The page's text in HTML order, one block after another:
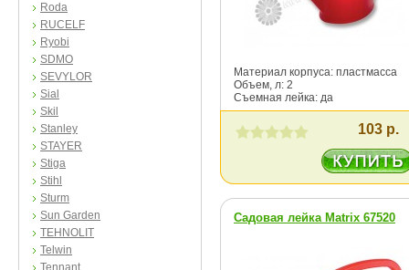
Roda
RUCELF
Ryobi
SDMO
SEVYLOR
Sial
Skil
Stanley
STAYER
Stiga
Stihl
Sturm
Sun Garden
TEHNOLIT
Telwin
Tennant
Материал корпуса: пластмасса
Объем, л: 2
Съемная лейка: да
103 р.
Садовая лейка Matrix 67520